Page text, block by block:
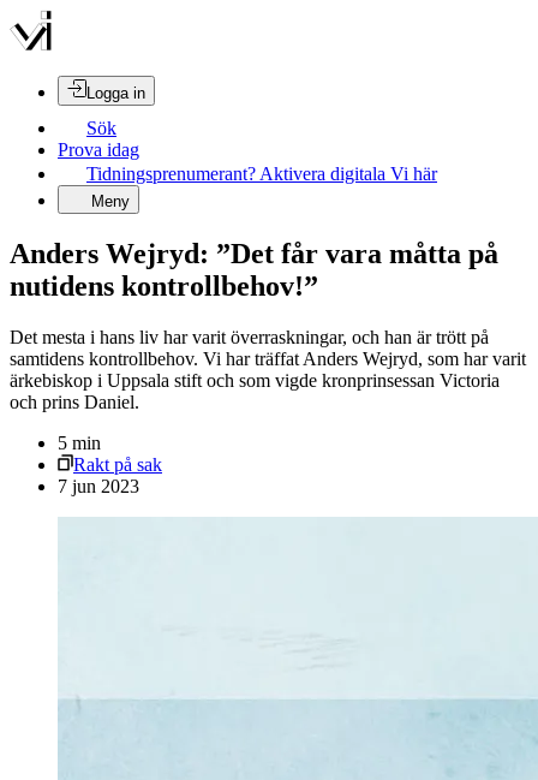
Logga in
Sök
Prova idag
Tidningsprenumerant? Aktivera digitala Vi här
Meny
Anders Wejryd: ”Det får vara måtta på
nutidens kontrollbehov!”
Det mesta i hans liv har varit överraskningar, och han är trött på
samtidens kontrollbehov. Vi har träffat Anders Wejryd, som har varit
ärkebiskop i Uppsala stift och som vigde kronprinsessan Victoria
och prins Daniel.
5 min
Rakt på sak
7 jun 2023